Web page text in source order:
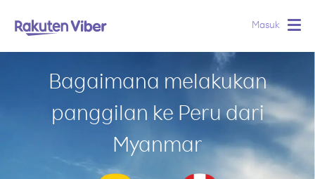
Masuk
Bagaimana melakukan
panggilan ke Peru dari
Myanmar